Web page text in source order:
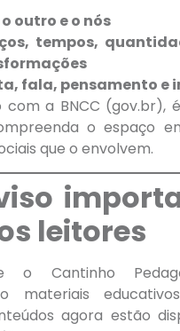
o outro e o nós
tempos,
fala, pensamento e
com a BNCC (gov.br),
o espaço
que o envolvem.
leitores
o Cantinho
materiais
agora estão